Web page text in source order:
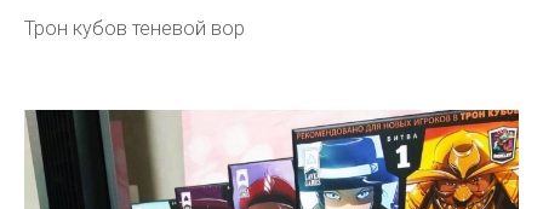
Трон кубов теневой вор